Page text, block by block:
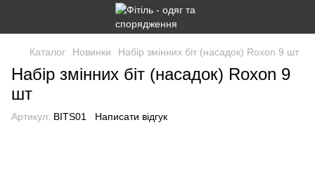
Каталог Новинки Набір змінних біт (насадок) Roxon 9 шт
Набір змінних біт (насадок) Roxon 9
шт
Артикул: BITS01 Написати відгук